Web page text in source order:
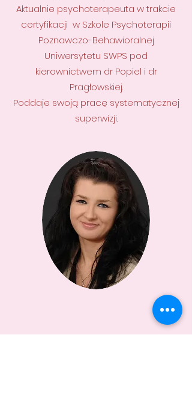
Aktualnie psychoterapeuta w trakcie
certyfikacji w Szkole Psychoterapii
Poznawczo-Behawioralnej
Uniwersytetu SWPS pod
kierownictwem dr Popiel i dr
Pragłowskiej.
Poddaje swoją pracę systematycznej
superwizji.